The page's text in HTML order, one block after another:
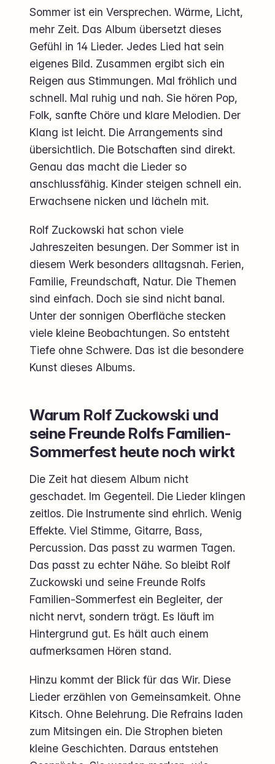
Sommer ist ein Versprechen. Wärme, Licht,
mehr Zeit. Das Album übersetzt dieses
Gefühl in 14 Lieder. Jedes Lied hat sein
eigenes Bild. Zusammen ergibt sich ein
Reigen aus Stimmungen. Mal fröhlich und
schnell. Mal ruhig und nah. Sie hören Pop,
Folk, sanfte Chöre und klare Melodien. Der
Klang ist leicht. Die Arrangements sind
übersichtlich. Die Botschaften sind direkt.
Genau das macht die Lieder so
anschlussfähig. Kinder steigen schnell ein.
Erwachsene nicken und lächeln mit.
Rolf Zuckowski hat schon viele
Jahreszeiten besungen. Der Sommer ist in
diesem Werk besonders alltagsnah. Ferien,
Familie, Freundschaft, Natur. Die Themen
sind einfach. Doch sie sind nicht banal.
Unter der sonnigen Oberfläche stecken
viele kleine Beobachtungen. So entsteht
Tiefe ohne Schwere. Das ist die besondere
Kunst dieses Albums.
Warum Rolf Zuckowski und
seine Freunde Rolfs Familien-
Sommerfest heute noch wirkt
Die Zeit hat diesem Album nicht
geschadet. Im Gegenteil. Die Lieder klingen
zeitlos. Die Instrumente sind ehrlich. Wenig
Effekte. Viel Stimme, Gitarre, Bass,
Percussion. Das passt zu warmen Tagen.
Das passt zu echter Nähe. So bleibt Rolf
Zuckowski und seine Freunde Rolfs
Familien-Sommerfest ein Begleiter, der
nicht nervt, sondern trägt. Es läuft im
Hintergrund gut. Es hält auch einem
aufmerksamen Hören stand.
Hinzu kommt der Blick für das Wir. Diese
Lieder erzählen von Gemeinsamkeit. Ohne
Kitsch. Ohne Belehrung. Die Refrains laden
zum Mitsingen ein. Die Strophen bieten
kleine Geschichten. Daraus entstehen